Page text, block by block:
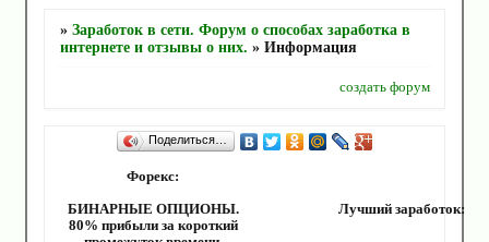
»Заработок в сети. Форум о способах заработка в
интернете и отзывы о них. »Информация
создать форум
Поделиться…
Форекс:
БИНАРНЫЕ ОПЦИОНЫ.
80% прибыли за короткий
Лучший заработок: